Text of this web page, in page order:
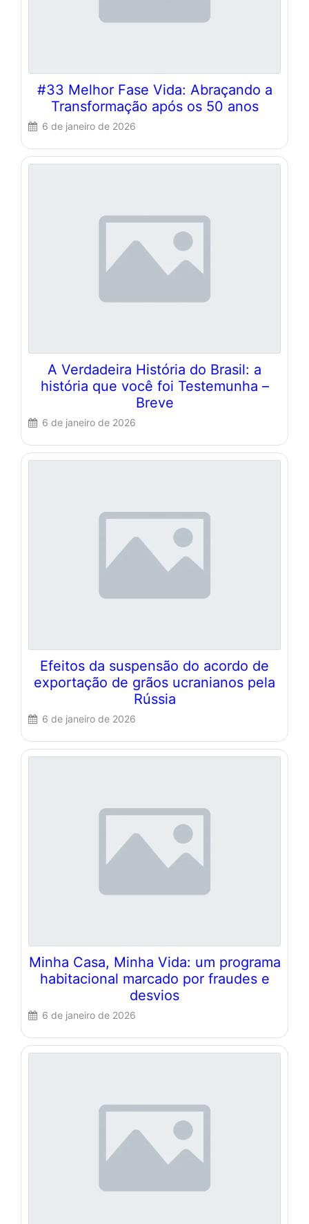
#33 Melhor Fase Vida: Abraçando a
Transformação após os 50 anos
6 de janeiro de 2026
A Verdadeira História do Brasil: a
história que você foi Testemunha –
Breve
6 de janeiro de 2026
Efeitos da suspensão do acordo de
exportação de grãos ucranianos pela
Rússia
6 de janeiro de 2026
Minha Casa, Minha Vida: um programa
habitacional marcado por fraudes e
desvios
6 de janeiro de 2026